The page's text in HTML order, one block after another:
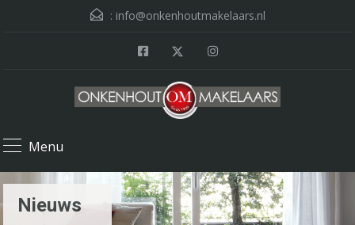
: info@onkenhoutmakelaars.nl
Menu
Nieuws